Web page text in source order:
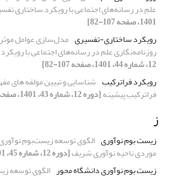
علم در رسانه‌های اجتماعی با رویکرد ساختاری
1401، صفحه 107-82]
رویکرد ساختاری-تفسیری مدل‌سازی عوامل
روزنامه‌نگاری علم در رسانه‌های اجتماعی با
12، شماره 44، 1401، صفحه 107-82]
رویکرد فراترکیب شناسایی و تبیین مولفه های
فرا‌ترکیب پیشینه[دوره 12، شماره 43، 1401، صفحه 2-27]
ز
زیست بوم نوآوری الگوی توسعه زیست‌بوم‌
موردی ناحیه نوآوری شریف[دوره 12، شماره 45، 1401، صفحه 140-164]
زیست بوم نوآوری دانشگاه محور الگوی توسعه